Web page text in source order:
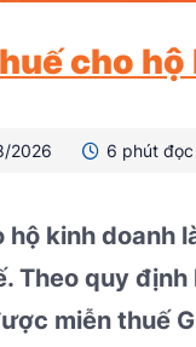
cho
2026 6 phút đọc
hộ kinh doanh
Theo quy
miễn thuế